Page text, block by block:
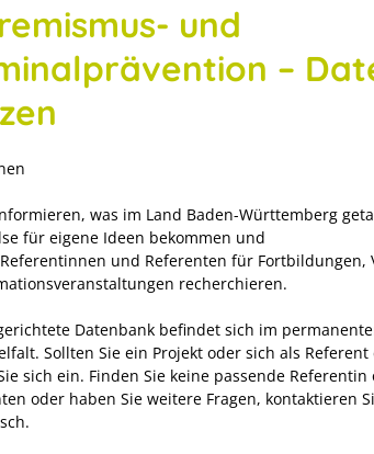
und
–
was im Land Baden-Württemberg
für eigene Ideen bekommen und
und Referenten für Fortbildungen,
recherchieren.
Datenbank befindet sich im
Sollten Sie ein Projekt oder sich als
sich ein. Finden Sie keine passende
oder haben Sie weitere Fragen, kontaktieren